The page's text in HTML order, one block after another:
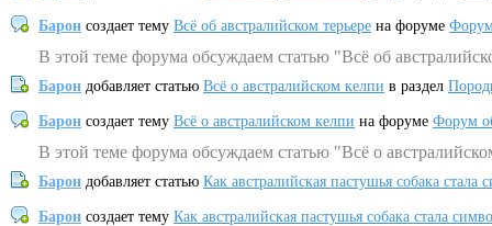
Барон создает тему Всё об австралийском терьере на форуме
В этой теме форума обсуждаем статью "Всё об
Барон добавляет статью Всё о австралийском келпи в раздел
Барон создает тему Всё о австралийском келпи на форуме Форум
В этой теме форума обсуждаем статью "Всё о
Барон добавляет статью Как австралийская пастушья собака
Барон создает тему Как австралийская пастушья собака стала